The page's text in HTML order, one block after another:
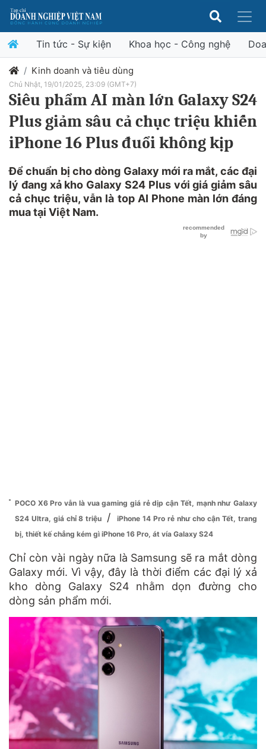
Tin tức - Sự kiện Khoa học - Công nghệ
Kinh doanh và tiêu dùng
Chủ Nhật, 19/01/2025, 23:09 (GMT+7)
Siêu phẩm AI màn lớn Galaxy S24
Plus giảm sâu cả chục triệu khiến
iPhone 16 Plus đuổi không kịp
Để chuẩn bị cho dòng Galaxy mới ra mắt, các đại
lý đang xả kho Galaxy S24 Plus với giá giảm sâu
cả chục triệu, vẫn là top AI Phone màn lớn đáng
mua tại Việt Nam.
POCO X6 Pro vẫn là vua gaming giá rẻ dịp cận Tết, mạnh như Galaxy
S24 Ultra, giá chỉ 8 triệu
/
iPhone 14 Pro rẻ như cho cận Tết, trang
bị, thiết kế chẳng kém gì iPhone 16 Pro, át vía Galaxy S24
Chỉ còn vài ngày nữa là Samsung sẽ ra mắt dòng
Galaxy mới. Vì vậy, đây là thời điểm các đại lý xả
kho dòng Galaxy S24 nhằm dọn đường cho
dòng sản phẩm mới.